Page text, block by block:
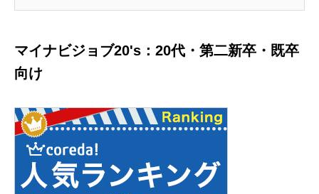
マイナビジョブ20's：20代・第二新卒・既卒
向け